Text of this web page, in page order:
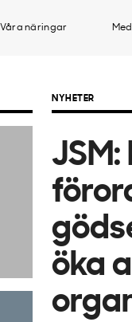
Våra näringar
NYHETER
JSM:
öka